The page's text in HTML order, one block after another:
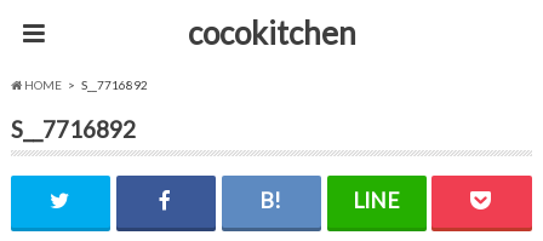
cocokitchen
HOME S__7716892
S__7716892